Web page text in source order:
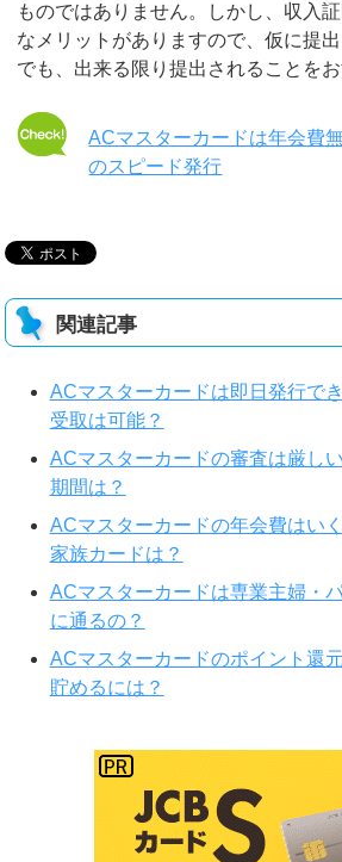
ものではありません。しかし、収入
なメリットがありますので、仮に提
でも、出来る限り提出されることをお
ACマスターカードは年会費
のスピード発行
関連記事
ACマスターカードは即日発行で
受取は可能？
ACマスターカードの審査は厳し
期間は？
ACマスターカードの年会費はい
家族カードは？
ACマスターカードは専業主婦・
に通るの？
ACマスターカードのポイント還
貯めるには？